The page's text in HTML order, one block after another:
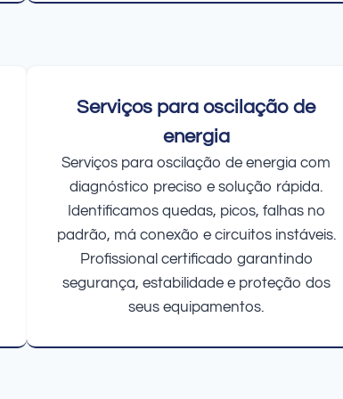
Serviços para oscilação de
energia
Serviços para oscilação de energia com
diagnóstico preciso e solução rápida.
Identificamos quedas, picos, falhas no
padrão, má conexão e circuitos instáveis.
Profissional certificado garantindo
segurança, estabilidade e proteção dos
seus equipamentos.